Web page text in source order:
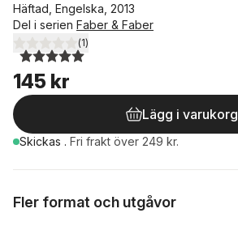
Häftad, Engelska, 2013
Del i serien Faber & Faber
5,0utav 5 stjärnor. Totalt antal röster:
(1)
145 kr
Lägg i varukorg
Skickas . Fri frakt över 249 kr.
Fler format och utgåvor